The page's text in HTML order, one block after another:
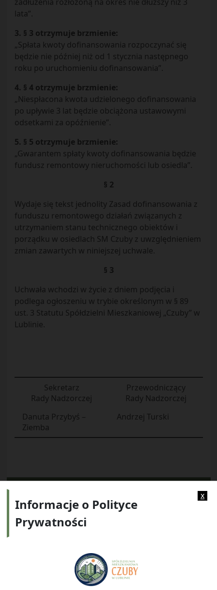
lata”.
3. § 3 otrzymuje brzmienie:
„Spłata kwoty dofinansowania rozpoczynać się
będzie nie później niż od 1 stycznia następnego
roku po uruchomieniu dofinansowania”.
4. § 4 otrzymuje brzmienie:
„Niespłacona kwota udzielonego dofinansowania
po upływie 3 lat będzie obciążona ustawowymi
odsetkami za opóźnienie”.
5. § 5 otrzymuje brzmienie:
„Gwarantem spłaty kwoty dofinansowania będzie
fundusz remontowy nieruchomości lub osiedla”.
§ 2
Wydaje się tekst jednolity Zasad dofinansowania z
funduszu remontowego działań związanych z
utrzymaniem stanu technicznego obiektów i
porządku w osiedlach SM Czuby z uwzględnieniem
zmian zawartych w niniejszej uchwale.
§ 3
Uchwała wchodzi w życie z dniem podjęcia i
podlega ogłoszeniu w trybie określonym w § 89
ust. 3 Statutu Spółdzielni Mieszkaniowej „Czuby” w
Lublinie.
Sekretarz
Rady Nadzorczej
Danuta Przybyś –
Ziemba
Przewodniczący
Rady Nadzorczej
Andrzej Turski
ul. Watykańska 6, 20-538 Lublin
x
Informacje o Polityce
Prywatności